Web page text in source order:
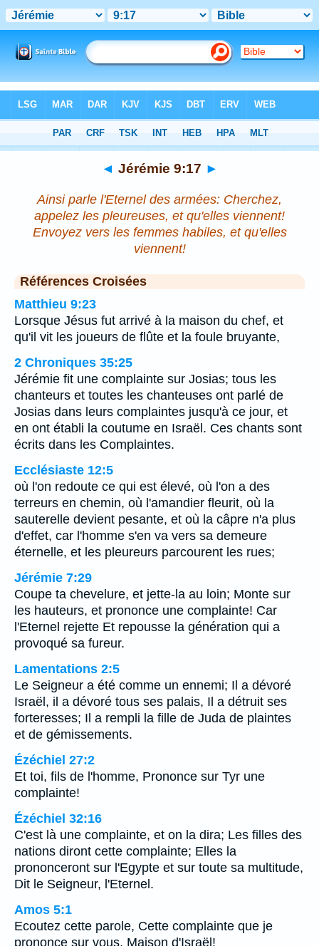
Chapitre 9> Verset 17
◄ Jérémie 9:17 ►
Ainsi parle l'Eternel des armées: Cherchez,
appelez les pleureuses, et qu'elles viennent!
Envoyez vers les femmes habiles, et qu'elles
viennent!
Références Croisées
Matthieu 9:23
Lorsque Jésus fut arrivé à la maison du chef, et
qu'il vit les joueurs de flûte et la foule bruyante,
2 Chroniques 35:25
Jérémie fit une complainte sur Josias; tous les
chanteurs et toutes les chanteuses ont parlé de
Josias dans leurs complaintes jusqu'à ce jour, et
en ont établi la coutume en Israël. Ces chants sont
écrits dans les Complaintes.
Ecclésiaste 12:5
où l'on redoute ce qui est élevé, où l'on a des
terreurs en chemin, où l'amandier fleurit, où la
sauterelle devient pesante, et où la câpre n'a plus
d'effet, car l'homme s'en va vers sa demeure
éternelle, et les pleureurs parcourent les rues;
Jérémie 7:29
Coupe ta chevelure, et jette-la au loin; Monte sur
les hauteurs, et prononce une complainte! Car
l'Eternel rejette Et repousse la génération qui a
provoqué sa fureur.
Lamentations 2:5
Le Seigneur a été comme un ennemi; Il a dévoré
Israël, il a dévoré tous ses palais, Il a détruit ses
forteresses; Il a rempli la fille de Juda de plaintes
et de gémissements.
Ézéchiel 27:2
Et toi, fils de l'homme, Prononce sur Tyr une
complainte!
Ézéchiel 32:16
C'est là une complainte, et on la dira; Les filles des
nations diront cette complainte; Elles la
prononceront sur l'Egypte et sur toute sa multitude,
Dit le Seigneur, l'Eternel.
Amos 5:1
Ecoutez cette parole, Cette complainte que je
prononce sur vous, Maison d'Israël!